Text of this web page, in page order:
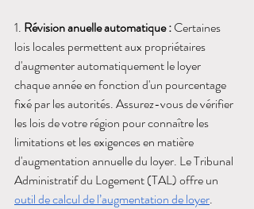
1. Révision anuelle automatique : Certaines
lois locales permettent aux propriétaires
d'augmenter automatiquement le loyer
chaque année en fonction d'un pourcentage
fixé par les autorités. Assurez-vous de vérifier
les lois de votre région pour connaître les
limitations et les exigences en matière
d'augmentation annuelle du loyer. Le Tribunal
Administratif du Logement (TAL) offre un
outil de calcul de l’augmentation de loyer.